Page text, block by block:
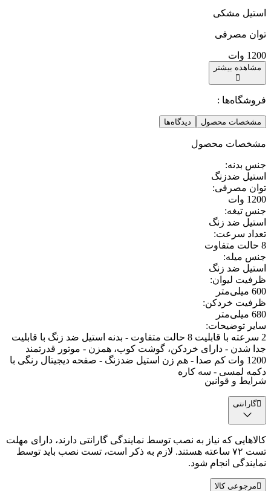
استیل مشکی
توان مصرفی
1200 وات
مشاهده بیشتر
فروشگاه‌ها :
مشخصات محصول دیدگاه‌ها
مشخصات محصول
جنس بدنه:
استیل ضدزنگ
توان مصرفی:
1200 وات
جنس تیغه:
استیل ضد زنگ
تعداد سرعت:
8 حالت متفاوت
جنس میله:
استیل ضد زنگ
ظرفیت لیوان:
600 میلی‌متر
ظرفیت خردکن:
680 میلی‌متر
سایر توضیحات:
2 سرعته با قابلیت 8 حالت متفاوت - بدنه استیل ضد زنگ با قابلیت
جدا شدن - دارای خردکن، گوشت کوب، همزن - موتور قدرتمند
1200 وات کم صدا - هم زن استیل ضدزنگ - صفحه دیجیتال رنگی با
دکمه لمسی - سه کاره
شرایط و قوانین
گارانتی
کالاهایی که نیاز به نصب توسط نمایندگی گارانتی دارند، دارای مهلت
تست ۷۲ ساعته هستند. لازم به ذکر است، تست نصب باید توسط
نمایندگی انجام شود.
مرجوعی کالا